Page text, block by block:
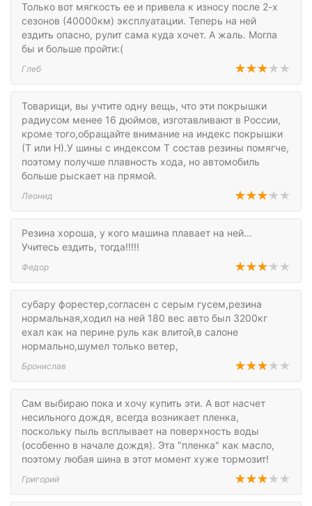
Только вот мягкость ее и привела к износу после 2-х
сезонов (40000км) эксплуатации. Теперь на ней
ездить опасно, рулит сама куда хочет. А жаль. Могла
бы и больше пройти:(
Глеб
Товарищи, вы учтите одну вещь, что эти покрышки
радиусом менее 16 дюймов, изготавливают в России,
кроме того,обращайте внимание на индекс покрышки
(Т или Н).У шины с индексом Т состав резины помягче,
поэтому получше плавность хода, но автомобиль
больше рыскает на прямой.
Леонид
Резина хороша, у кого машина плавает на ней...
Учитесь ездить, тогда!!!!!
Федор
субару форестер,согласен с серым гусем,резина
нормальная,ходил на ней 180 вес авто был 3200кг
ехал как на перине руль как влитой,в салоне
нормально,шумел только ветер,
Бронислав
Сам выбираю пока и хочу купить эти. А вот насчет
несильного дождя, всегда возникает пленка,
поскольку пыль всплывает на поверхность воды
(особенно в начале дождя). Эта "пленка" как масло,
поэтому любая шина в этот момент хуже тормозит!
Григорий